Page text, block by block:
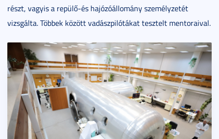
részt, vagyis a repülő-és hajózóállomány személyzetét
vizsgálta. Többek között vadászpilótákat tesztelt mentoraival.